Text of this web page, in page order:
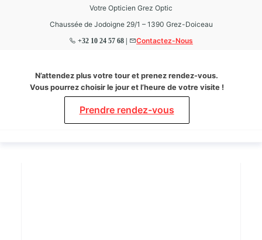
Votre Opticien Grez Optic
Chaussée de Jodoigne 29/1 – 1390 Grez-Doiceau
+32 10 24 57 68 | Contactez-Nous
Grez
Optic
Opticien
à Grez-
N’attendez plus votre tour et prenez rendez-vous.
Vous pourrez choisir le jour et l’heure de votre visite !
Prendre rendez-vous